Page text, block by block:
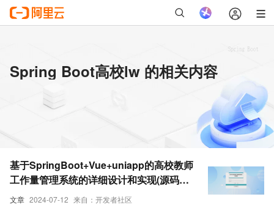
Spring Boot高校lw 的相关内容
文章 2024-07-12 来自：开发者社区
基于SpringBoot+Vue+uniapp的高校教师
工作量管理系统的详细设计和实现(源码
+lw+部署文档+讲解等)